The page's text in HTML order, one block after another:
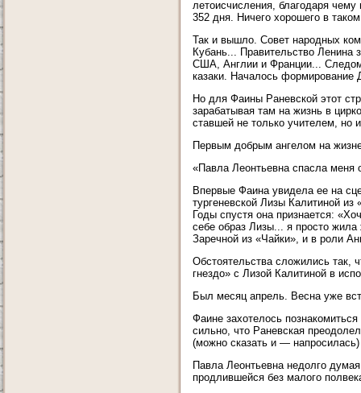
летоисчисления, благодаря
352 дня. Ничего хорошего в
Так и вышло. Совет народных
Кубань... Правительство
США, Англии и Франции... Следом
казаки. Началось формирование
Но для Фаины Раневской этот
зарабатывая там на жизнь в
ставшей не только учителем, но
Первым добрым ангелом на
«Павла Леонтьевна спасла
Впервые Фаина увидела ее на
тургеневской Лизы Калитиной
Годы спустя она признается:
себе образ Лизы... я просто
Заречной из «Чайки», и в роли
Обстоятельства сложились так,
гнездо» с Лизой Калитиной в
Был месяц апрель. Весна уже
Фаине захотелось
сильно, что Раневская
(можно сказать и —
Павла Леонтьевна недолго
продлившейся без малого